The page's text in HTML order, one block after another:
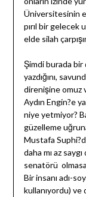
Üniversitesinin
pırıl bir gelecek
elde silah
Şimdi burada bir
yazdığını,
direnişine omuz
Aydın Engin?e
niye yetmiyor?
güzelleme
Mustafa
daha mı az
senatörü
Bir insanı adı-
kullanıyordu)